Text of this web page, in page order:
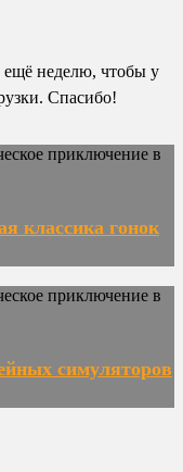
ещё неделю, чтобы у
Спасибо!
классика гонок
симуляторов